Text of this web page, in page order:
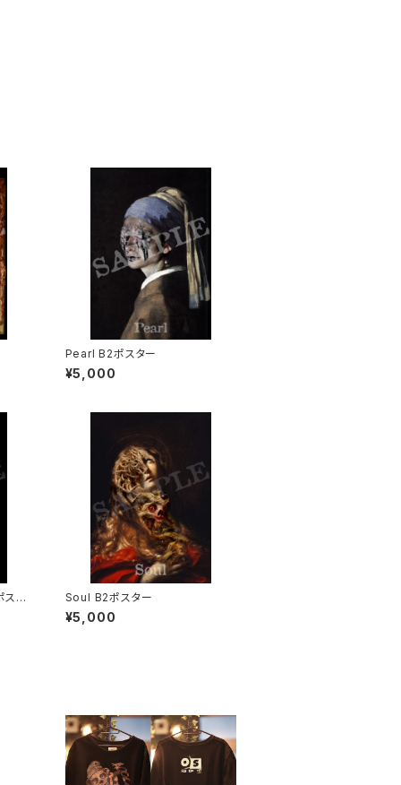
Pearl B2ポスター
¥5,000
タ
Soul B2ポスター
¥5,000